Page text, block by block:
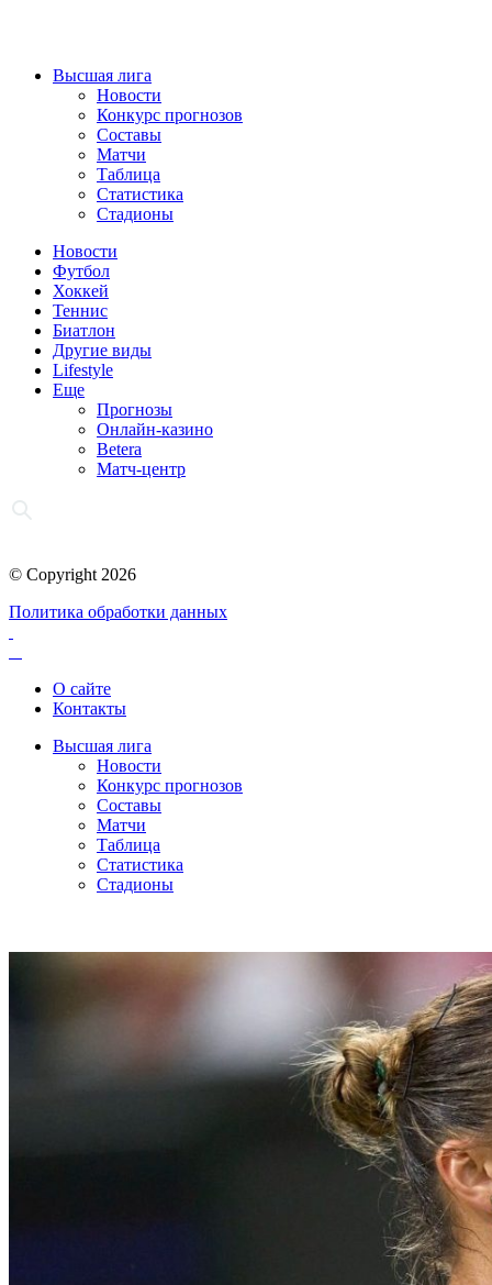
Высшая лига
Новости
Конкурс прогнозов
Составы
Матчи
Таблица
Статистика
Стадионы
Новости
Футбол
Хоккей
Теннис
Биатлон
Другие виды
Lifestyle
Еще
Прогнозы
Онлайн-казино
Betera
Матч-центр
© Copyright 2026
Политика обработки данных
О сайте
Контакты
Высшая лига
Новости
Конкурс прогнозов
Составы
Матчи
Таблица
Статистика
Стадионы